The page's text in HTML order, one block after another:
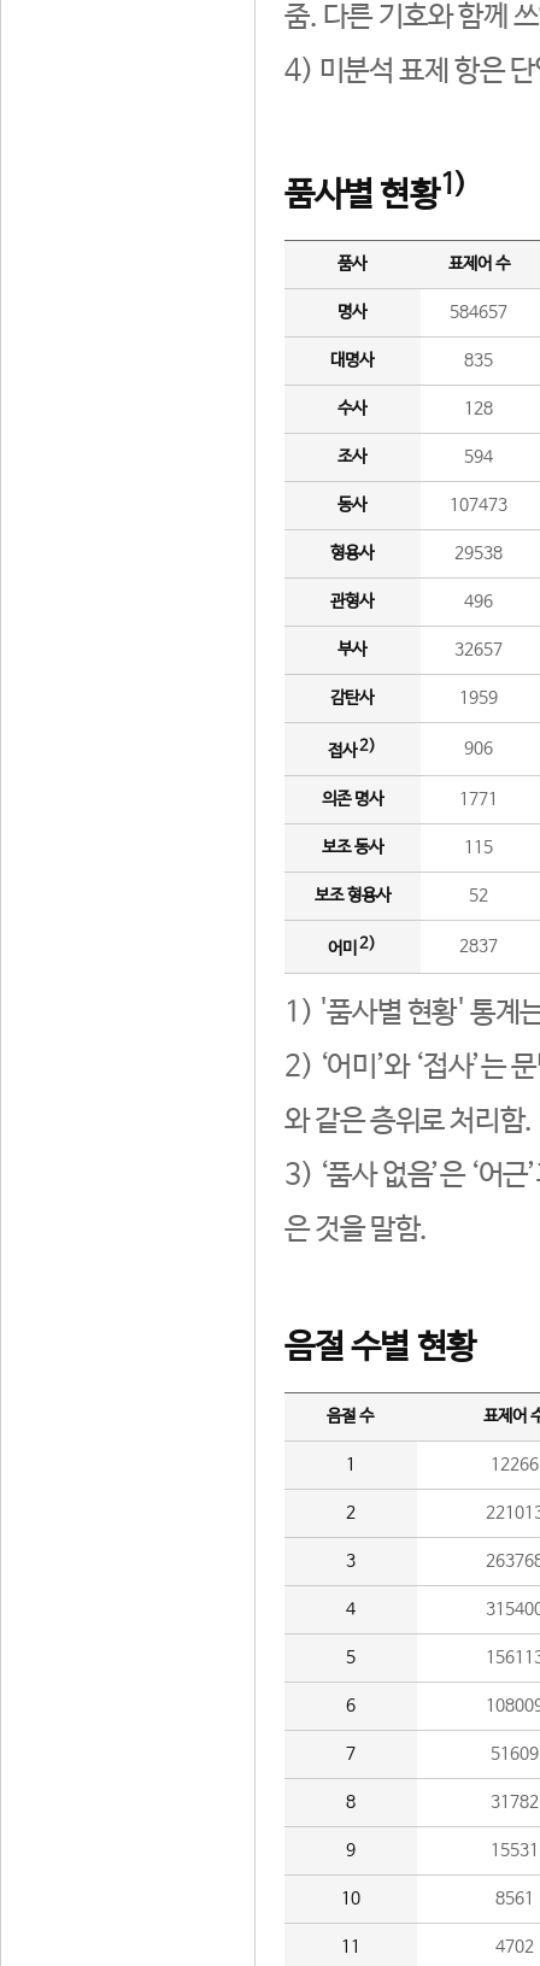
줌. 다른 기호와 함께
4) 미분석 표제 항은
품사별 현황1)
품사 표제어 수
명사 584657
대명사 835
수사 128
조사 594
동사 107473
형용사 29538
관형사 496
부사 32657
감탄사 1959
접사2) 906
의존 명사 1771
보조 동사 115
보조 형용사 52
어미 2) 2837
1) '품사별 현황' 통계
2) ‘어미’와 ‘접사’는
와 같은 층위로 처리함.
3) ‘품사 없음’은 ‘어
은 것을 말함.
음절 수별 현황
음절 수 표제어
1 12266
2
3
4
5
6
7 51609
8 31782
9 15531
10 8561
11 4702